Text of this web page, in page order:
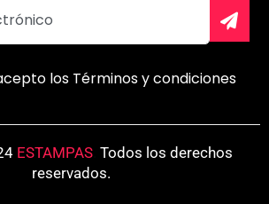
los Términos y condiciones
ESTAMPAS Todos los derechos
reservados.